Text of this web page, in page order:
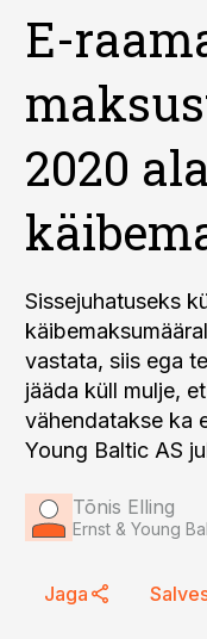
E-
2020
Sissejuhatuseks
vastata, siis ega
jääda küll mulje,
vähendatakse ka
Young Baltic AS
Tõnis Elling
Ernst & Young
Jaga